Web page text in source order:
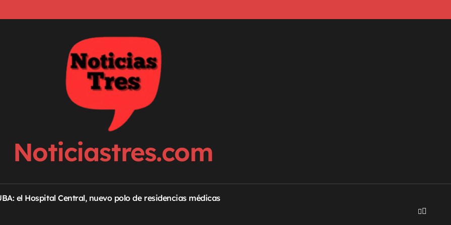
Noticiastres.com
el Hospital Central, nuevo polo de residencias médicas